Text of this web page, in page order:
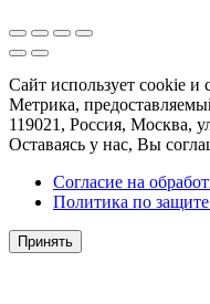
Сайт использует cookie и
Метрика,
119021, Россия, Москва,
Оставаясь у нас, Вы
Согласие на
Политика по
Принять